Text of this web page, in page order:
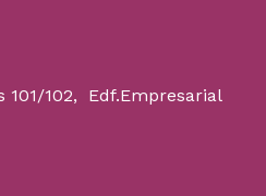
101/102, Edf.Empresarial